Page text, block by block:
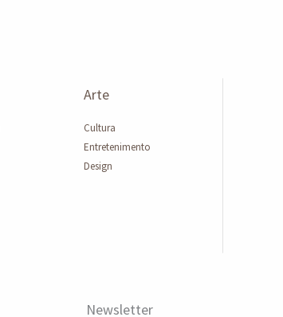
Arte
Cultura
Entretenimento
Design
Newsletter